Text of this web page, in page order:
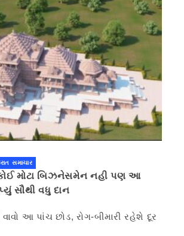
સમાચાર
કોઈ મોટા બિઝનેસમેન નહી પણ આ
સૌથી વધુ દાન